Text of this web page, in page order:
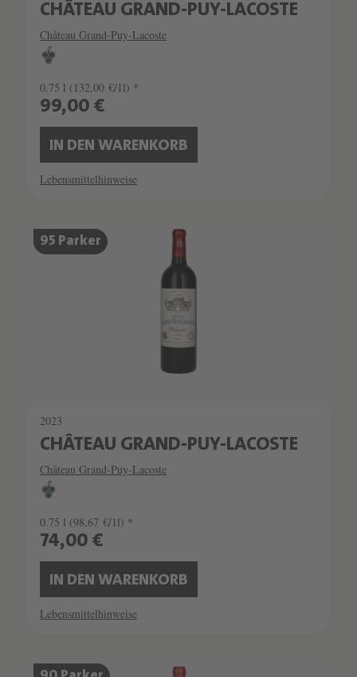
CHÂTEAU GRAND-PUY-LACOSTE
Château Grand-Puy-Lacoste
0.75 l (132,00 €/1l) *
99,00 €
IN DEN WARENKORB
Lebensmittelhinweise
95 Parker
2023
CHÂTEAU GRAND-PUY-LACOSTE
Château Grand-Puy-Lacoste
0.75 l (98,67 €/1l) *
74,00 €
IN DEN WARENKORB
Lebensmittelhinweise